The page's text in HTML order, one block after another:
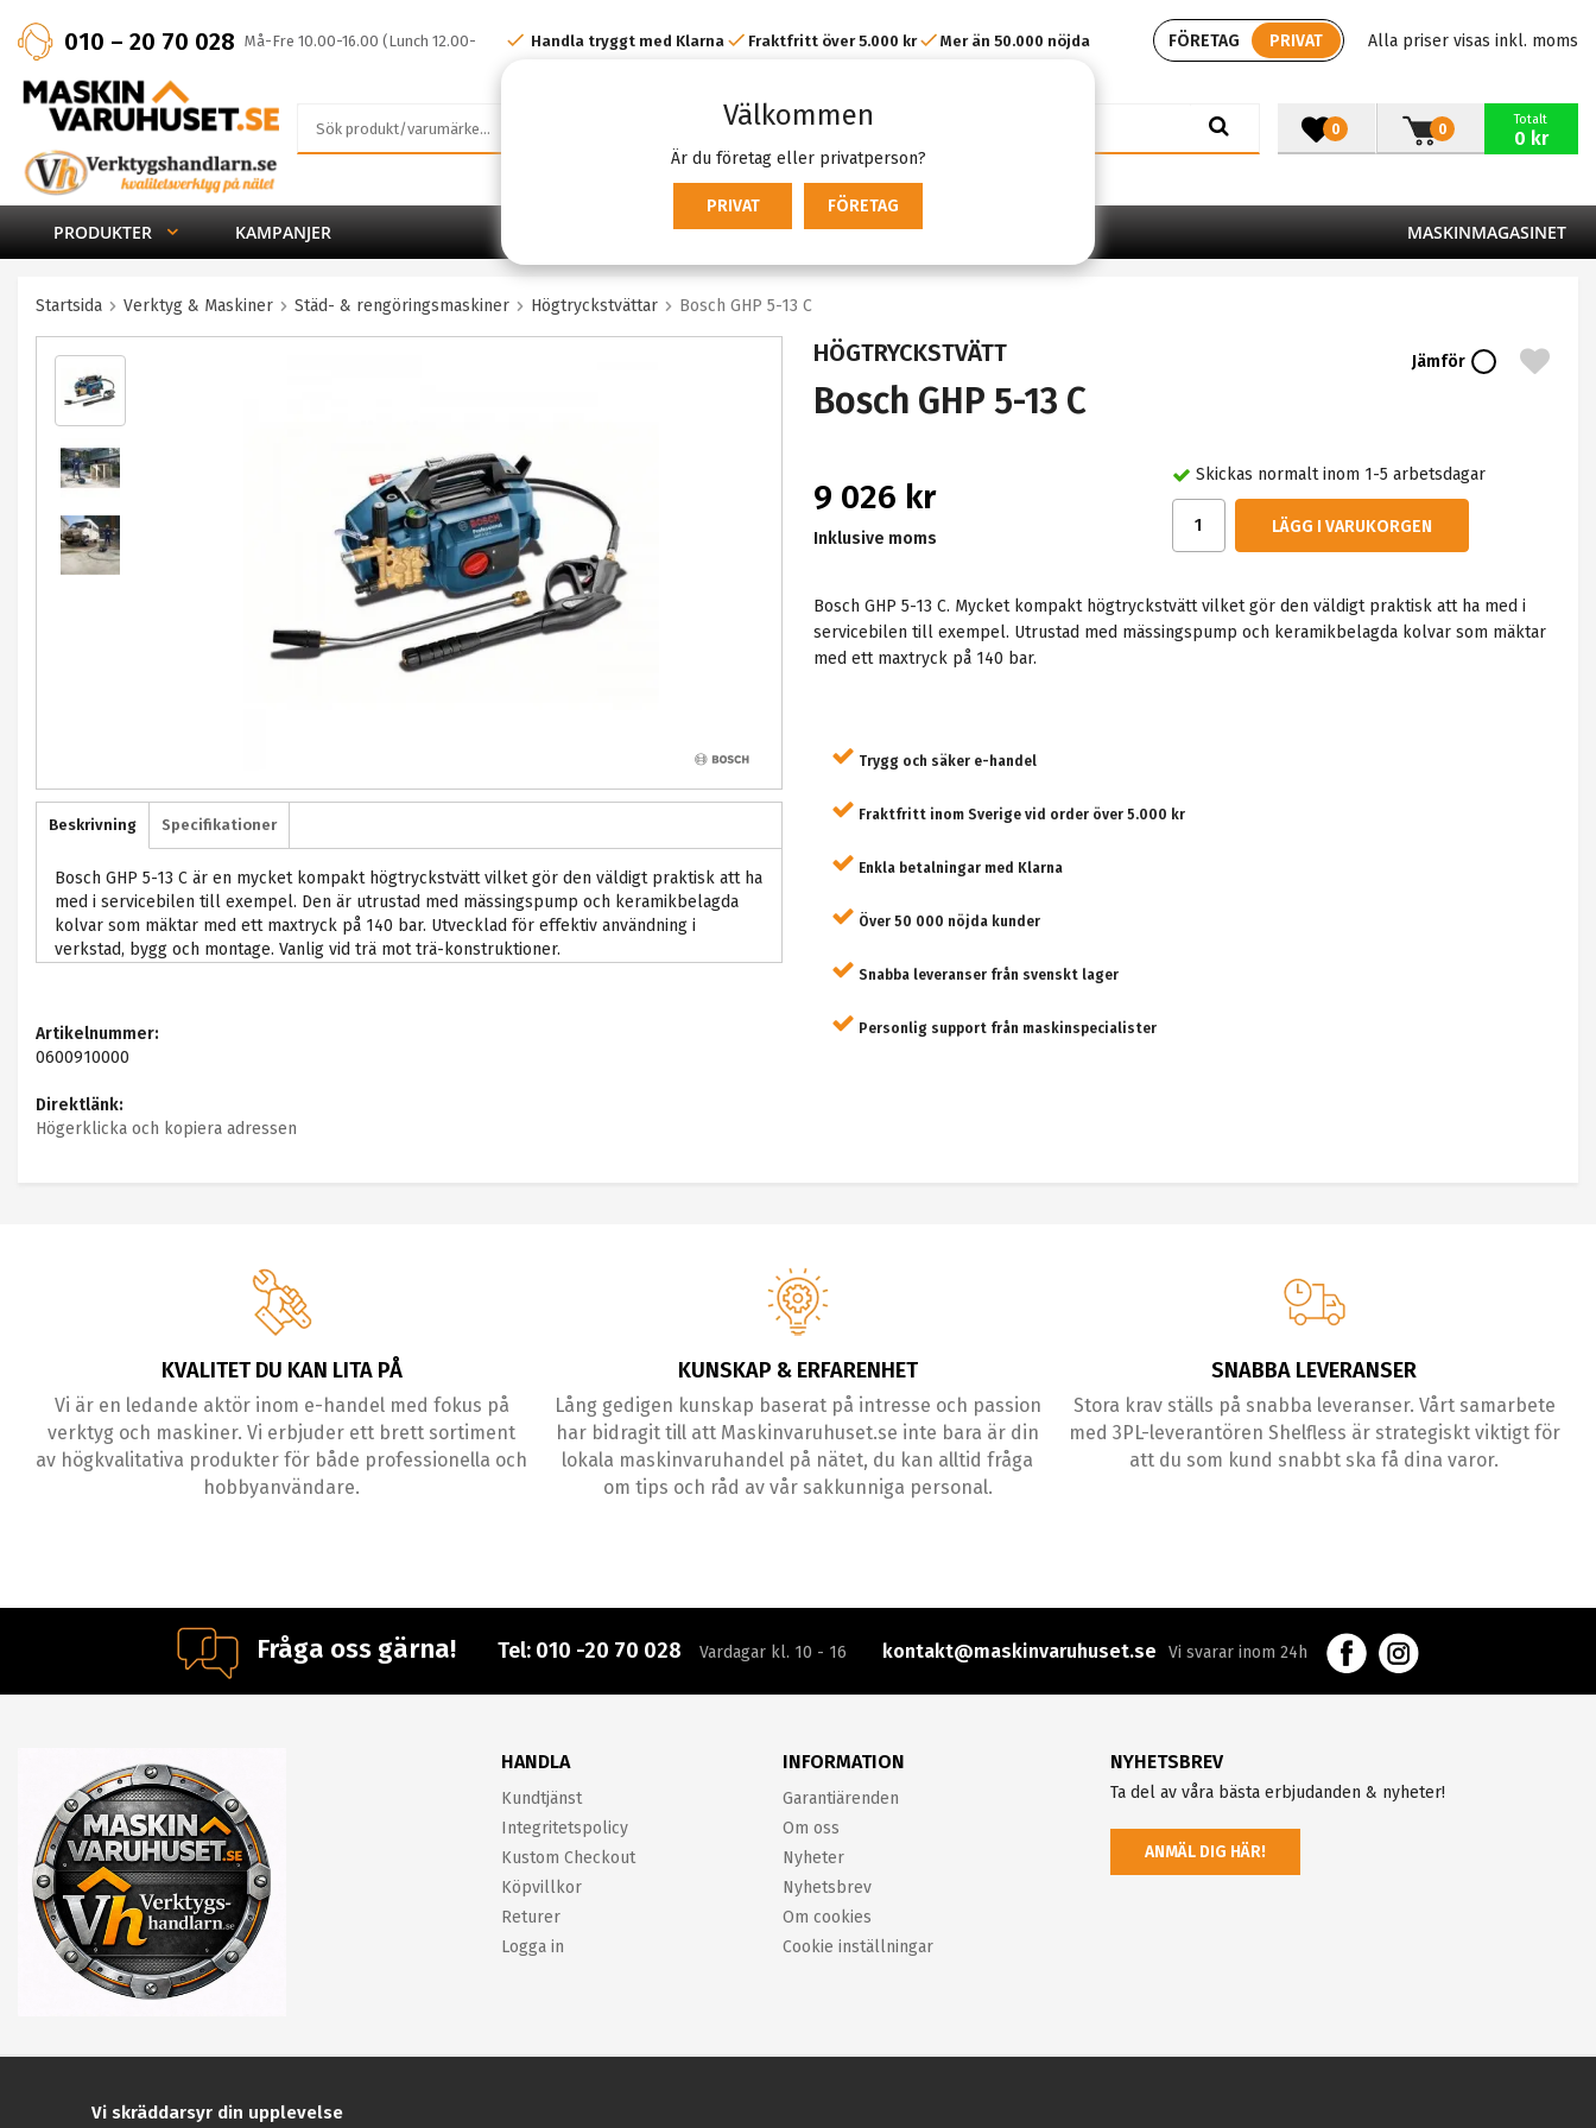
Välkommen
Är du företag eller privatperson?
PRIVAT FÖRETAG
010 – 20 70 028 Må-Fre 10.00-16.00 (Lunch 12.00-
13.00)
FÖRETAG PRIVAT Alla priser visas inkl. moms
Handla tryggt med Klarna Fraktfritt över 5.000 kr Mer än 50.000 nöjda
0
Totalt
0 kr
0
PRODUKTER KAMPANJER MASKINMAGASINET
Startsida Verktyg & Maskiner Städ- & rengöringsmaskiner Högtryckstvättar Bosch GHP 5-13 C
HÖGTRYCKSTVÄTT
Bosch GHP 5-13 C
Jämför
9 026 kr
Inklusive moms
Skickas normalt inom 1-5 arbetsdagar
LÄGG I VARUKORGEN
Bosch GHP 5-13 C. Mycket kompakt högtryckstvätt vilket gör den väldigt praktisk att ha med i
servicebilen till exempel. Utrustad med mässingspump och keramikbelagda kolvar som mäktar
med ett maxtryck på 140 bar.
Trygg och säker e-handel
Fraktfritt inom Sverige vid order över 5.000 kr
Enkla betalningar med Klarna
Över 50 000 nöjda kunder
Snabba leveranser från svenskt lager
Personlig support från maskinspecialister
Beskrivning Specifikationer
Bosch GHP 5-13 C är en mycket kompakt högtryckstvätt vilket gör den väldigt praktisk att ha
med i servicebilen till exempel. Den är utrustad med mässingspump och keramikbelagda
kolvar som mäktar med ett maxtryck på 140 bar. Utvecklad för effektiv användning i
verkstad, bygg och montage. Vanlig vid trä mot trä-konstruktioner.
Artikelnummer:
0600910000
Direktlänk:
Högerklicka och kopiera adressen
KVALITET DU KAN LITA PÅ
Vi är en ledande aktör inom e-handel med fokus på
verktyg och maskiner. Vi erbjuder ett brett sortiment
av högkvalitativa produkter för både professionella och
hobbyanvändare.
KUNSKAP & ERFARENHET
Lång gedigen kunskap baserat på intresse och passion
har bidragit till att Maskinvaruhuset.se inte bara är din
lokala maskinvaruhandel på nätet, du kan alltid fråga
om tips och råd av vår sakkunniga personal.
SNABBA LEVERANSER
Stora krav ställs på snabba leveranser. Vårt samarbete
med 3PL-leverantören Shelfless är strategiskt viktigt för
att du som kund snabbt ska få dina varor.
Fråga oss gärna! Tel: 010 -20 70 028 Vardagar kl. 10 - 16 kontakt@maskinvaruhuset.se Vi svarar inom 24h
HANDLA
Kundtjänst
Integritetspolicy
Kustom Checkout
Köpvillkor
Returer
Logga in
INFORMATION
Garantiärenden
Om oss
Nyheter
Nyhetsbrev
Om cookies
Cookie inställningar
NYHETSBREV
Ta del av våra bästa erbjudanden & nyheter!
ANMÄL DIG HÄR!
Vi skräddarsyr din upplevelse